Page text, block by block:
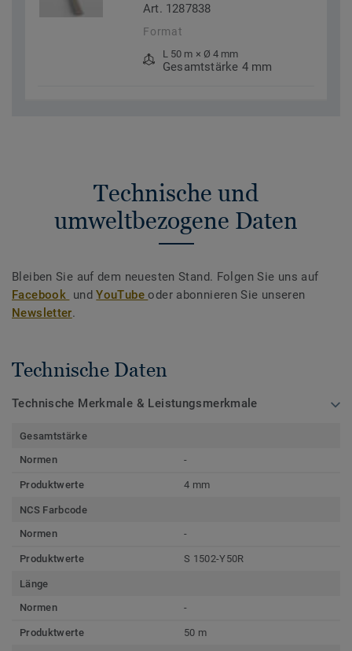
Art. 1287838
Format
L 50 m × Ø 4 mm
Gesamtstärke 4 mm
Technische und
umweltbezogene Daten
Bleiben Sie auf dem neuesten Stand. Folgen Sie uns auf
Facebook undYouTubeoder abonnieren Sie unseren
Newsletter.
Technische Daten
Technische Merkmale & Leistungsmerkmale
Gesamtstärke
Normen
-
Produktwerte 4 mm
NCS Farbcode
Normen
-
Produktwerte S 1502-Y50R
Länge
Normen
-
Produktwerte 50 m